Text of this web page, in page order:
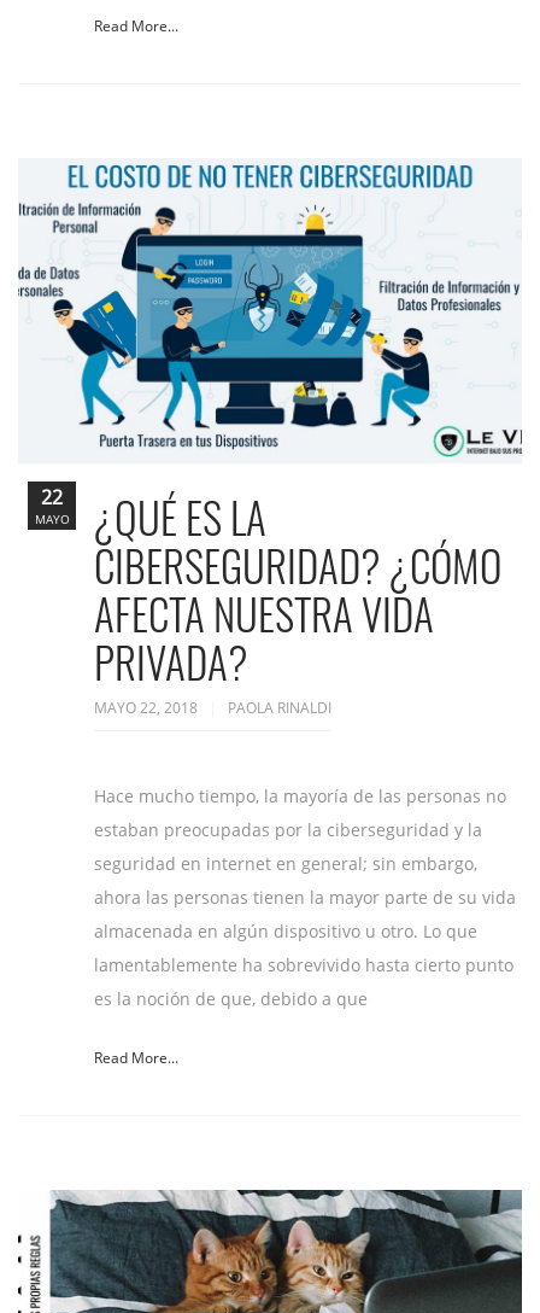
Read More...
¿QUÉ ES LA
CIBERSEGURIDAD? ¿CÓMO
AFECTA NUESTRA VIDA
PRIVADA?
MAYO 22, 2018 PAOLA RINALDI
Hace mucho tiempo, la mayoría de las personas no
estaban preocupadas por la ciberseguridad y la
seguridad en internet en general; sin embargo,
ahora las personas tienen la mayor parte de su vida
almacenada en algún dispositivo u otro. Lo que
lamentablemente ha sobrevivido hasta cierto punto
es la noción de que, debido a que
Read More...
22
MAYO